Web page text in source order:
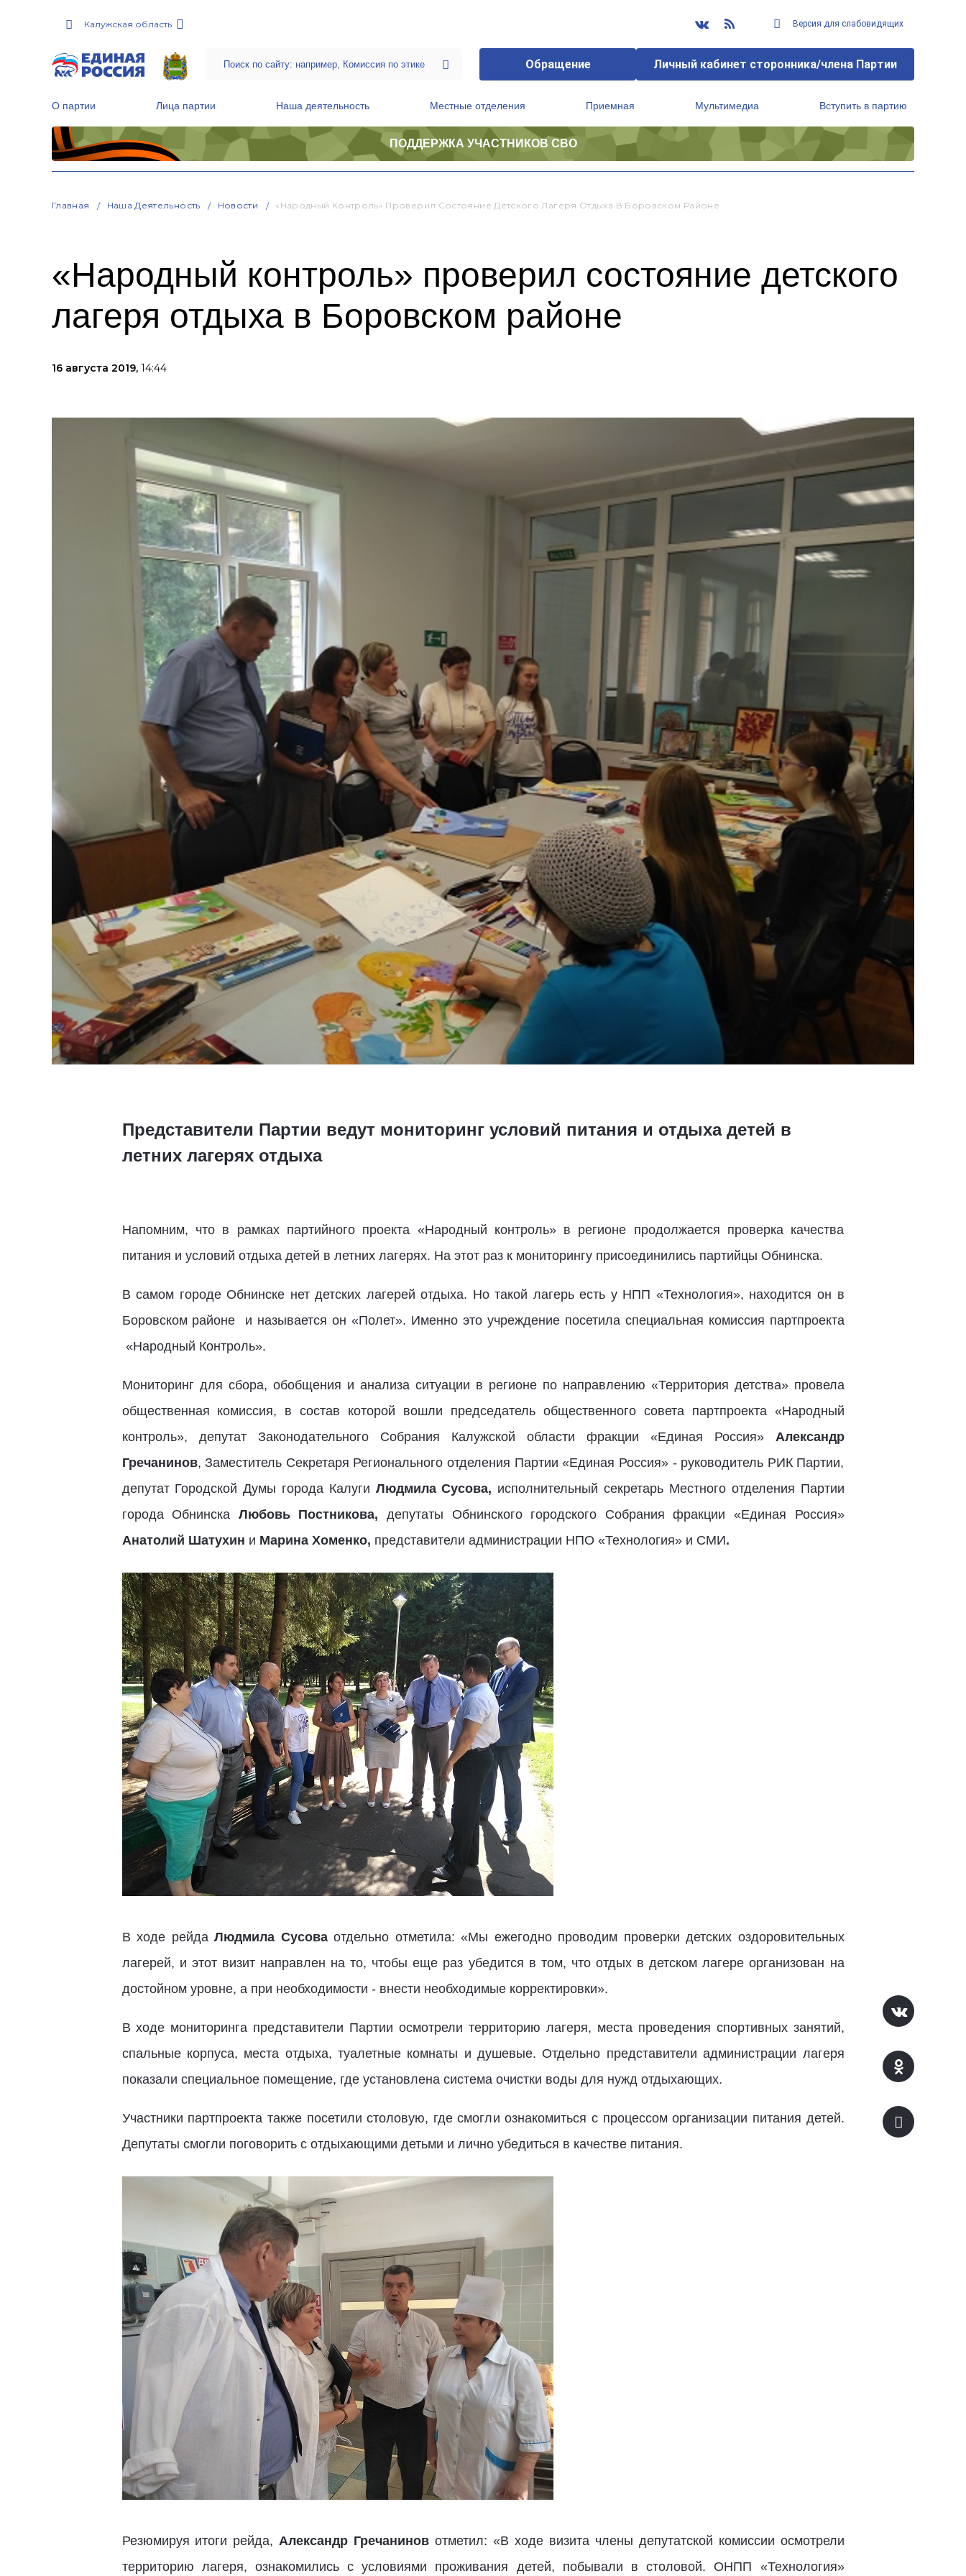
Калужская область Версия для слабовидящих
Обращение Личный кабинет сторонника/члена Партии
О партии Лица партии Наша деятельность Местные отделения Приемная Мультимедиа Вступить в партию
ПОДДЕРЖКА УЧАСТНИКОВ СВО
Главная Наша Деятельность Новости «Народный Контроль» Проверил Состояние Детского Лагеря Отдыха В Боровском Районе
«Народный контроль» проверил состояние детского
лагеря отдыха в Боровском районе
16 августа 2019, 14:44
Представители Партии ведут мониторинг условий питания и отдыха детей в
летних лагерях отдыха
Напомним, что в рамках партийного проекта «Народный контроль» в регионе продолжается проверка качества
питания и условий отдыха детей в летних лагерях. На этот раз к мониторингу присоединились партийцы Обнинска.
В самом городе Обнинске нет детских лагерей отдыха. Но такой лагерь есть у НПП «Технология», находится он в
Боровском районе и называется он «Полет». Именно это учреждение посетила специальная комиссия партпроекта
«Народный Контроль».
Мониторинг для сбора, обобщения и анализа ситуации в регионе по направлению «Территория детства» провела
общественная комиссия, в состав которой вошли председатель общественного совета партпроекта «Народный
контроль», депутат Законодательного Собрания Калужской области фракции «Единая Россия»Александр
Гречанинов, Заместитель Секретаря Регионального отделения Партии «Единая Россия» - руководитель РИК Партии,
депутат Городской Думы города Калуги Людмила Сусова, исполнительный секретарь Местного отделения Партии
города Обнинска Любовь Постникова, депутаты Обнинского городского Собрания фракции «Единая Россия»
Анатолий Шатухин и Марина Хоменко, представители администрации НПО «Технология» и СМИ.
В ходе рейдаЛюдмила Сусоваотдельно отметила: «Мы ежегодно проводим проверки детских оздоровительных
лагерей, и этот визит направлен на то, чтобы еще раз убедится в том, что отдых в детском лагере организован на
достойном уровне, а при необходимости - внести необходимые корректировки».
В ходе мониторинга представители Партии осмотрели территорию лагеря, места проведения спортивных занятий,
спальные корпуса, места отдыха, туалетные комнаты и душевые. Отдельно представители администрации лагеря
показали специальное помещение, где установлена система очистки воды для нужд отдыхающих.
Участники партпроекта также посетили столовую, где смогли ознакомиться с процессом организации питания детей.
Депутаты смогли поговорить с отдыхающими детьми и лично убедиться в качестве питания.
Резюмируя итоги рейда,Александр Гречаниновотметил: «В ходе визита члены депутатской комиссии осмотрели
территорию лагеря, ознакомились с условиями проживания детей, побывали в столовой. ОНПП «Технология»